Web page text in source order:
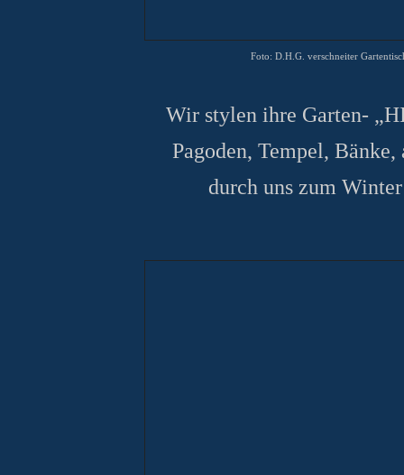
Foto: D.H.G. verschneiter
Wir stylen ihre Garten-
Pagoden, Tempel, Bänke,
durch uns zum